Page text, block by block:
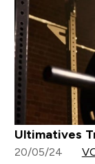
Ultimatives
20/05/24